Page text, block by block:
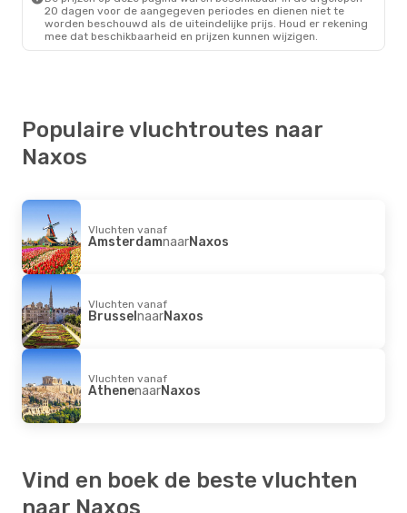
20 dagen voor de aangegeven periodes en dienen niet te
worden beschouwd als de uiteindelijke prijs. Houd er rekening
mee dat beschikbaarheid en prijzen kunnen wijzigen.
Populaire vluchtroutes naar
Naxos
Vluchten vanaf
AmsterdamnaarNaxos
Vluchten vanaf
BrusselnaarNaxos
Vluchten vanaf
AthenenaarNaxos
Vind en boek de beste vluchten
naar Naxos